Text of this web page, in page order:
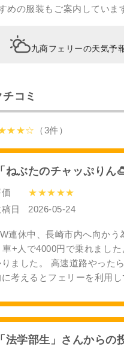
めの服装もご案内していま
九商フェリーの天気予
コミ
（3件）
「ねぶたのチャッぷり
★★★★★
日
2026-05-24
連休中、長崎市内へ向かう
車+人で4000円で乗れまし
りました。 高速道路やった
に考えるとフェリーを利用
「法学部生」さんからの